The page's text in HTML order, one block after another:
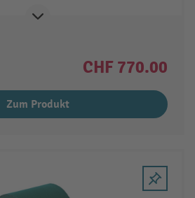
CHF 770.00
Zum Produkt